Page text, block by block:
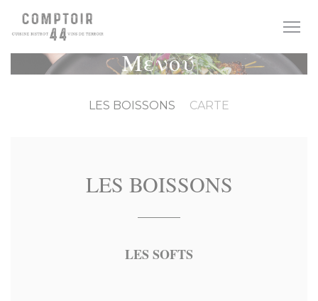
Πίνακας διαχείρισης "Μπισκότων" (Cookies)
Μενού
LES BOISSONS CARTE
LES BOISSONS
LES SOFTS